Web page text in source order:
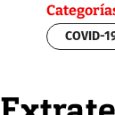
COVID-